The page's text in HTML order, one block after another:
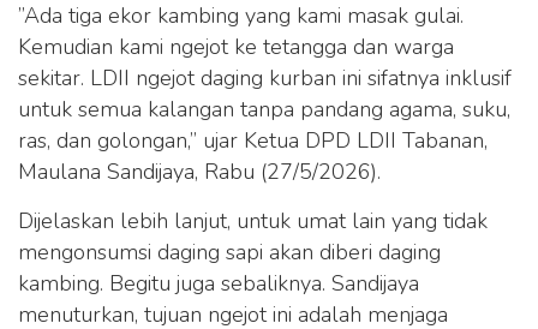
”Ada tiga ekor kambing yang kami masak gulai.
Kemudian kami ngejot ke tetangga dan warga
sekitar. LDII ngejot daging kurban ini sifatnya inklusif
untuk semua kalangan tanpa pandang agama, suku,
ras, dan golongan,” ujar Ketua DPD LDII Tabanan,
Maulana Sandijaya, Rabu (27/5/2026).
Dijelaskan lebih lanjut, untuk umat lain yang tidak
mengonsumsi daging sapi akan diberi daging
kambing. Begitu juga sebaliknya. Sandijaya
menuturkan, tujuan ngejot ini adalah menjaga